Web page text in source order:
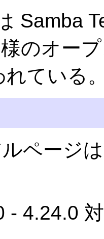
Samba
のオー
れている
ページ
- 4.24.0